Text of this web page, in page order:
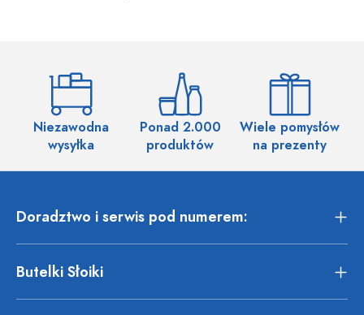
Niezawodna
wysyłka
Ponad 2.000
produktów
Wiele pomysłów
na prezenty
Doradztwo i serwis pod numerem:
Butelki Słoiki